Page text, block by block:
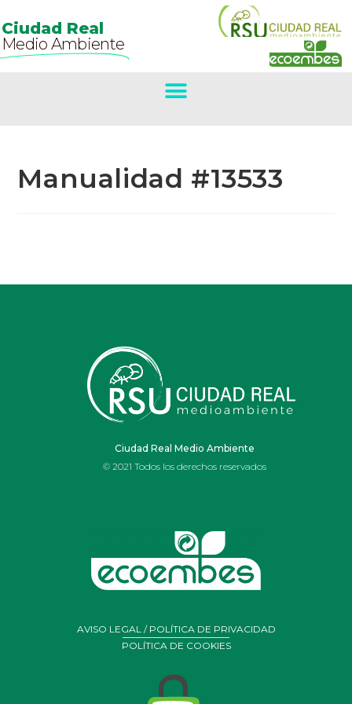
Ciudad Real
Medio Ambiente
Manualidad #13533
Ciudad Real Medio Ambiente
© 2021 Todos los derechos reservados
AVISO LEGAL / POLÍTICA DE PRIVACIDAD
POLÍTICA DE COOKIES
Primer Premio
Belenes.
IES OJOS DEL
GUADIANA
Portal de Belén realizado por alumnos y profesores de
del Ies Ojos del Guadiana de Daimiel con residuos y